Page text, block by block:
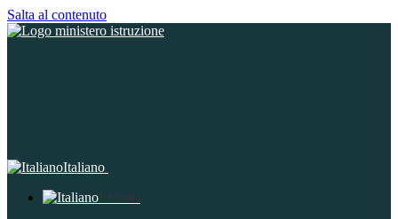
Salta al contenuto
Italiano
Italiano